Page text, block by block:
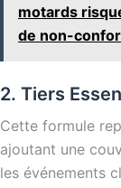
motards
de non-
2. Tiers
Cette formule
ajoutant une
les événements